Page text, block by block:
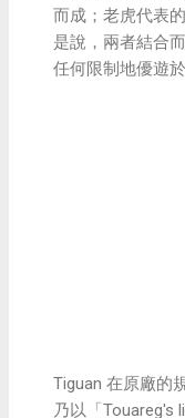
而成；老虎代表
是說，兩者結合
任何限制地優遊
Tiguan 在原廠的
乃以「Touareg's